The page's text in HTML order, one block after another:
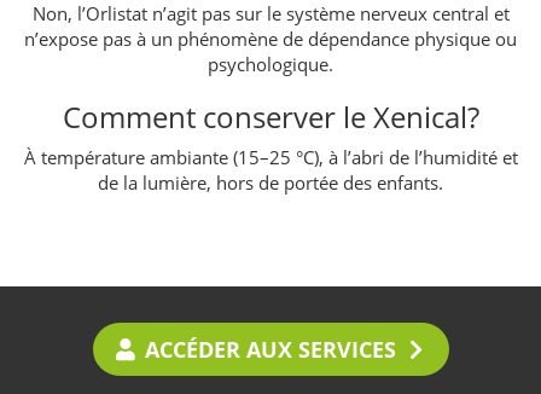
Non, l’Orlistat n’agit pas sur le système nerveux central et
n’expose pas à un phénomène de dépendance physique ou
psychologique.
Comment conserver le Xenical?
À température ambiante (15–25 °C), à l’abri de l’humidité et
de la lumière, hors de portée des enfants.
ACCÉDER AUX SERVICES